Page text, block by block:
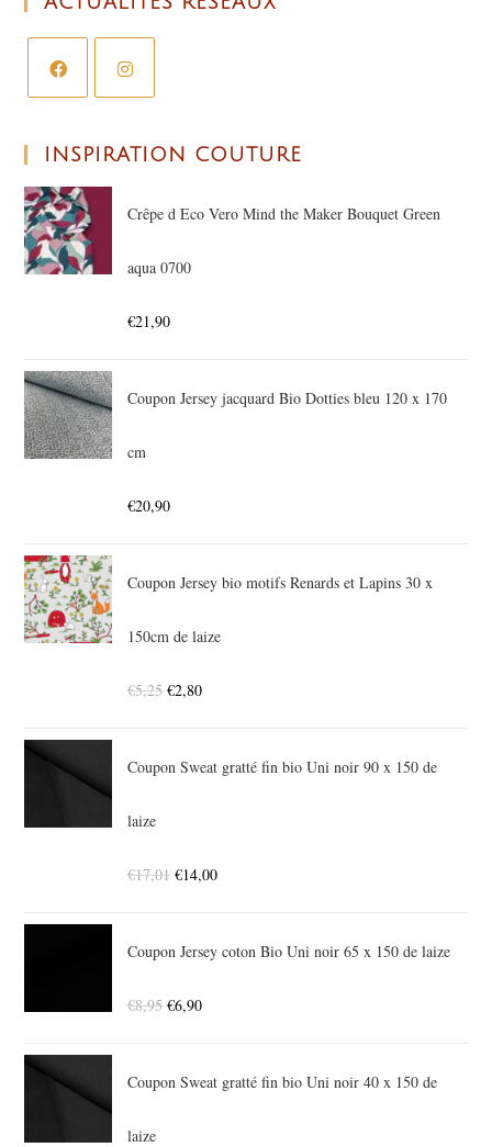
INSPIRATION COUTURE
Crêpe d Eco Vero Mind the Maker Bouquet Green
aqua 0700
€21,90
Coupon Jersey jacquard Bio Dotties bleu 120 x 170
cm
€20,90
Coupon Jersey bio motifs Renards et Lapins 30 x
150cm de laize
€5,25 €2,80
Coupon Sweat gratté fin bio Uni noir 90 x 150 de
laize
€17,01 €14,00
Coupon Jersey coton Bio Uni noir 65 x 150 de laize
€8,95 €6,90
Coupon Sweat gratté fin bio Uni noir 40 x 150 de
laize